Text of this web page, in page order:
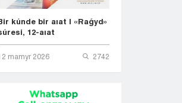
kúnde bir aıat | «Raǵyd»
12-aıat
mamyr 2026 2742